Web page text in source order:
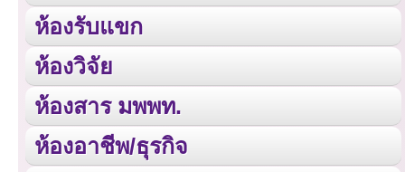
ห้องรับแขก
ห้องวิจัย
ห้องสาร มพพท.
ห้องอาชีพ/ธุรกิจ